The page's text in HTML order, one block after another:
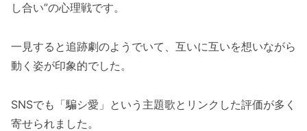
し合い”の心理戦です。
一見すると追跡劇のようでいて、互いに互いを想いながら
動く姿が印象的でした。
SNSでも「騙シ愛」という主題歌とリンクした評価が多く
寄せられました。